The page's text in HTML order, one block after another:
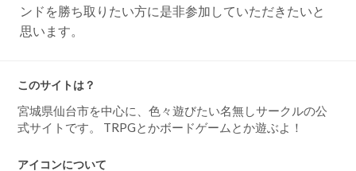
ンドを勝ち取りたい方に是非参加していただきたいと
思います。
このサイトは？
宮城県仙台市を中心に、色々遊びたい名無しサークルの公
式サイトです。 TRPGとかボードゲームとか遊ぶよ！
アイコンについて